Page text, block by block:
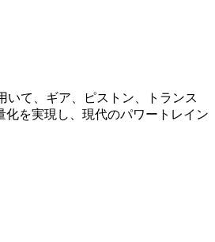
いて、ギア、ピストン、トランス
を実現し、現代のパワートレイン